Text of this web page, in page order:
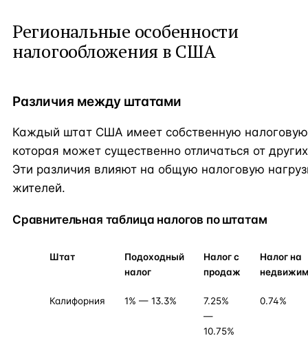
Региональные особенности
налогообложения в США
Различия между штатами
Каждый штат США имеет собственную налоговую
которая может существенно отличаться от
Эти различия влияют на общую налоговую
жителей.
Сравнительная таблица налогов по штатам
Штат
Подоходный
налог
Налог с
продаж
Налог на
Калифорния 1% — 13.3%
7.25%
—
10.75%
0.74%